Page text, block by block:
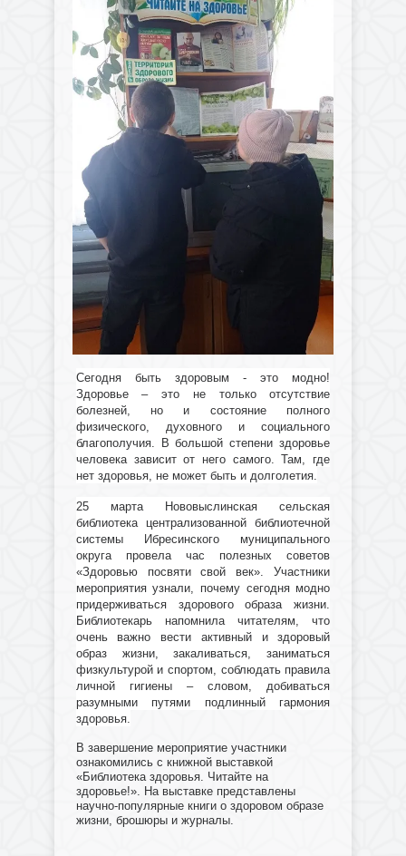
Сегодня быть здоровым - это модно!
Здоровье – это не только отсутствие
болезней, но и состояние полного
физического, духовного и социального
благополучия. В большой степени здоровье
человека зависит от него самого. Там, где
нет здоровья, не может быть и долголетия.
25 марта Нововыслинская сельская
библиотека централизованной библиотечной
системы Ибресинского муниципального
округа провела час полезных советов
«Здоровью посвяти свой век». Участники
мероприятия узнали, почему сегодня модно
придерживаться здорового образа жизни.
Библиотекарь напомнила читателям, что
очень важно вести активный и здоровый
образ жизни, закаливаться, заниматься
физкультурой и спортом, соблюдать правила
личной гигиены – словом, добиваться
разумными путями подлинный гармония
здоровья.
В завершение мероприятие участники
ознакомились с книжной выставкой
«Библиотека здоровья. Читайте на
здоровье!». На выставке представлены
научно-популярные книги о здоровом образе
жизни, брошюры и журналы.